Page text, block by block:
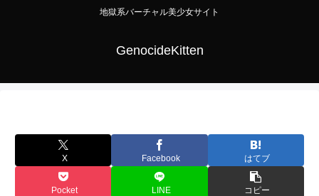
地獄系バーチャル美少女サイト
GenocideKitten
X Facebook はてブ
Pocket LINE コピー